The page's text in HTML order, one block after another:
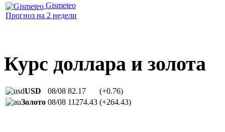
Gismeteo
Прогноз на 2 недели
Курс доллара и золота
USD 08/08 82.17
(+0.76)
Золото 08/08 11274.43 (+264.43)